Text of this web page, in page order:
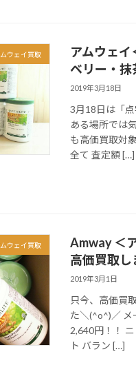
ムウェイ買取
アムウェ
ベリー・
2019年3月18日
3月18日は「
ある場所では
も高価買取対
全て 査定額 […]
ムウェイ買取
Amway ＜
高価買取
2019年3月1日
只今、高価買
た＼(^o^)／ メ
2,640円！！
ト バラン […]